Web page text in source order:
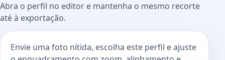
Abra o perfil no editor e mantenha o mesmo recorte
até à exportação.
Envie uma foto nítida, escolha este perfil e ajuste